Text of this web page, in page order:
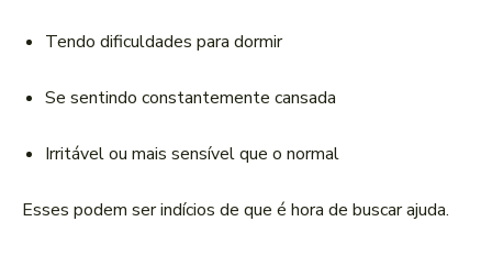
Tendo dificuldades para dormir
Se sentindo constantemente cansada
Irritável ou mais sensível que o normal
Esses podem ser indícios de que é hora de buscar ajuda.